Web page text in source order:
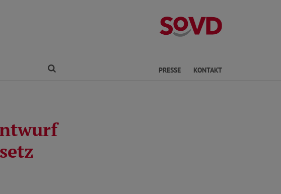
Landesverband
PRESSE KONTAKT